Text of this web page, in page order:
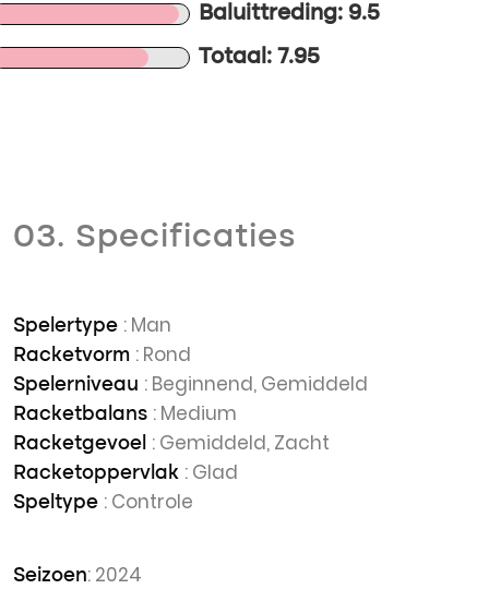
Baluittreding: 9.5
Totaal: 7.95
03. Specificaties
Spelertype : Man
Racketvorm : Rond
Spelerniveau : Beginnend, Gemiddeld
Racketbalans : Medium
Racketgevoel : Gemiddeld, Zacht
Racketoppervlak : Glad
Speltype : Controle
Seizoen: 2024